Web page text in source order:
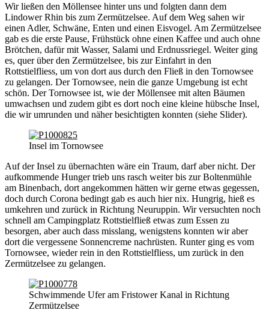
Wir ließen den Möllensee hinter uns und folgten dann dem
Lindower Rhin bis zum Zermützelsee. Auf dem Weg sahen wir
einen Adler, Schwäne, Enten und einen Eisvogel. Am Zermützelsee
gab es die erste Pause, Frühstück ohne einen Kaffee und auch ohne
Brötchen, dafür mit Wasser, Salami und Erdnussriegel. Weiter ging
es, quer über den Zermützelsee, bis zur Einfahrt in den
Rottstielfliess, um von dort aus durch den Fließ in den Tornowsee
zu gelangen. Der Tornowsee, nein die ganze Umgebung ist echt
schön. Der Tornowsee ist, wie der Möllensee mit alten Bäumen
umwachsen und zudem gibt es dort noch eine kleine hübsche Insel,
die wir umrunden und näher besichtigten konnten (siehe Slider).
Insel im Tornowsee
Auf der Insel zu übernachten wäre ein Traum, darf aber nicht. Der
aufkommende Hunger trieb uns rasch weiter bis zur Boltenmühle
am Binenbach, dort angekommen hätten wir gerne etwas gegessen,
doch durch Corona bedingt gab es auch hier nix. Hungrig, hieß es
umkehren und zurück in Richtung Neuruppin. Wir versuchten noch
schnell am Campingplatz Rottstielfließ etwas zum Essen zu
besorgen, aber auch dass misslang, wenigstens konnten wir aber
dort die vergessene Sonnencreme nachrüsten. Runter ging es vom
Tornowsee, wieder rein in den Rottstielfliess, um zurück in den
Zermützelsee zu gelangen.
Schwimmende Ufer am Fristower Kanal in Richtung
Zermützelsee